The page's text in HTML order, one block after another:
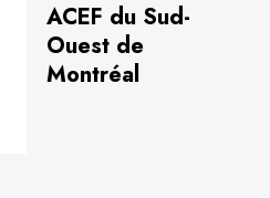
ACEF du Sud-
Ouest de
Montréal